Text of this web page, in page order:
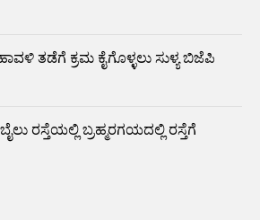
ಹಾವಳಿ ತಡೆಗೆ ಕ್ರಮ ಕೈಗೊಳ್ಳಲು ಸುಳ್ಯ ಬಿಜೆಪಿ
ರಸ್ತೆಯಲ್ಲಿ ಬ್ರಹ್ಮರಗಯದಲ್ಲಿ ರಸ್ತೆಗೆ